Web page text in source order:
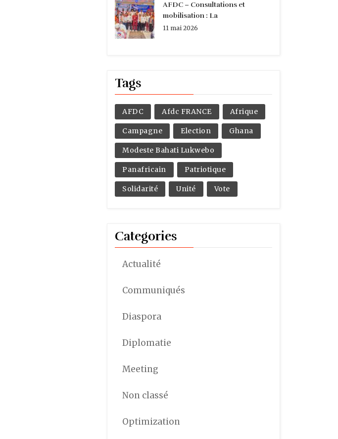
AFDC – Consultations et
mobilisation : La
11 mai 2026
Tags
AFDC Afdc FRANCE Afrique
Campagne Election Ghana
Modeste Bahati Lukwebo
Panafricain Patriotique
Solidarité Unité Vote
Categories
Actualité
Communiqués
Diaspora
Diplomatie
Meeting
Non classé
Optimization